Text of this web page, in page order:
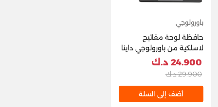
باورولوجي
حافظة لوحة مفاتيح
لاسلكية من باورولوجي داينا
(M4)، مزودة بحامل هاتف
24.900 د.ك
29.900 د.ك
أضف إلى السلة